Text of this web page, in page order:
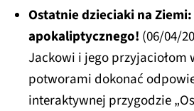
Ostatnie dzieciaki na
apokaliptycznego! (06/04/
Jackowi i jego przyjaciołom
potworami dokonać
interaktywnej przygodzie